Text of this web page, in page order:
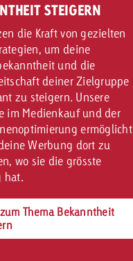
STEIGERN
die Kraft von gezielten
um deine
und die
deiner Zielgruppe
zu steigern. Unsere
im Medienkauf und der
ermöglicht
Werbung dort zu
wo sie die grösste
hat.
Thema Bekanntheit